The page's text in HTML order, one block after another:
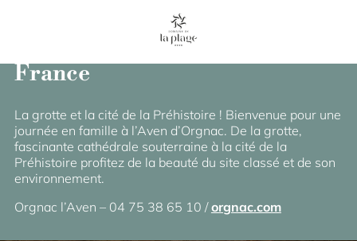
Aven d’Orgnac – Grand site de
France
La grotte et la cité de la Préhistoire ! Bienvenue pour une
journée en famille à l’Aven d’Orgnac. De la grotte,
fascinante cathédrale souterraine à la cité de la
Préhistoire profitez de la beauté du site classé et de son
environnement.
Orgnac l’Aven – 04 75 38 65 10 /orgnac.com